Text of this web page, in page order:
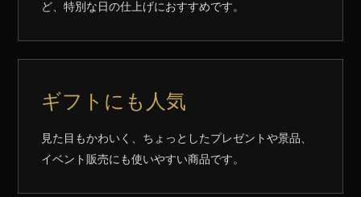
ど、特別な日の仕上げにおすすめです。
ギフトにも人気
見た目もかわいく、ちょっとしたプレゼントや景品、
イベント販売にも使いやすい商品です。